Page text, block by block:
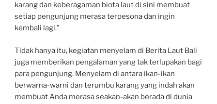
karang dan keberagaman biota laut di sini membuat
setiap pengunjung merasa terpesona dan ingin
kembali lagi.”
Tidak hanya itu, kegiatan menyelam di Berita Laut Bali
juga memberikan pengalaman yang tak terlupakan bagi
para pengunjung. Menyelam di antara ikan-ikan
berwarna-warni dan terumbu karang yang indah akan
membuat Anda merasa seakan-akan berada di dunia